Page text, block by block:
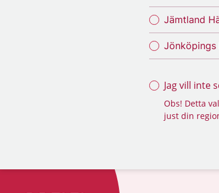
Jämtland
Jönköpings
Jag vill inte
Obs! Detta
just din